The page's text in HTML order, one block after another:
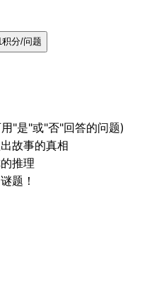
积分/问题
"是"或"否"回答的问题)
故事的真相
推理
题！